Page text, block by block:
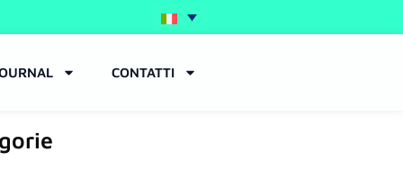
CONTATTI